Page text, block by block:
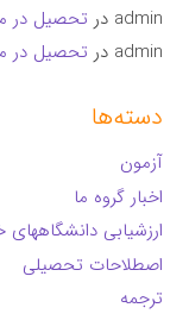
admin در تحصیل در
admin در تحصیل در
دسته‌ها
آزمون
اخبار گروه ما
ارزشیابی دانشگاههای
اصطلاحات تحصیلی
ترجمه